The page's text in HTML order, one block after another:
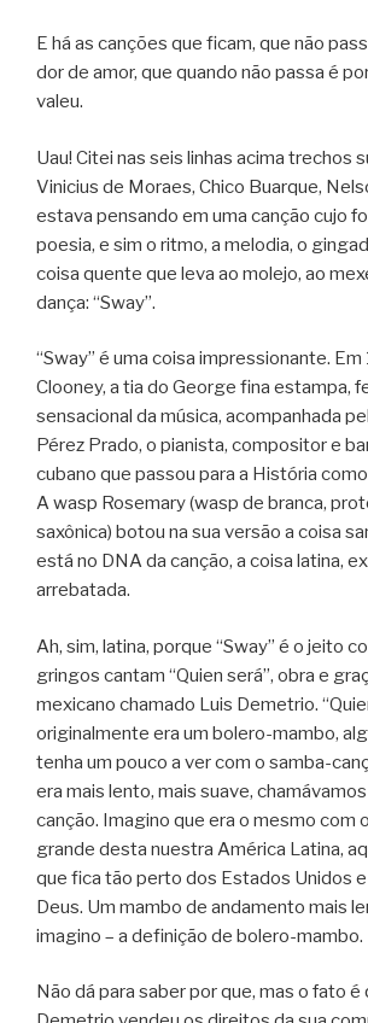
E há as canções que ficam, que não
dor de amor, que quando não passa é
valeu.
Uau! Citei nas seis linhas acima trechos
Vinicius de Moraes, Chico Buarque,
estava pensando em uma canção cujo
poesia, e sim o ritmo, a melodia, o
coisa quente que leva ao molejo, ao
dança: “Sway”.
“Sway” é uma coisa impressionante.
Clooney, a tia do George fina estampa,
sensacional da música, acompanhada
Pérez Prado, o pianista, compositor e
cubano que passou para a História
A wasp Rosemary (wasp de branca,
saxônica) botou na sua versão a coisa
está no DNA da canção, a coisa latina,
arrebatada.
Ah, sim, latina, porque “Sway” é o jeito
gringos cantam “Quien será”, obra e
mexicano chamado Luis Demetrio.
originalmente era um bolero-mambo,
tenha um pouco a ver com o samba-
era mais lento, mais suave,
canção. Imagino que era o mesmo com
grande desta nuestra América Latina,
que fica tão perto dos Estados Unidos
Deus. Um mambo de andamento mais
imagino – a definição de bolero-mambo.
Não dá para saber por que, mas o fato é